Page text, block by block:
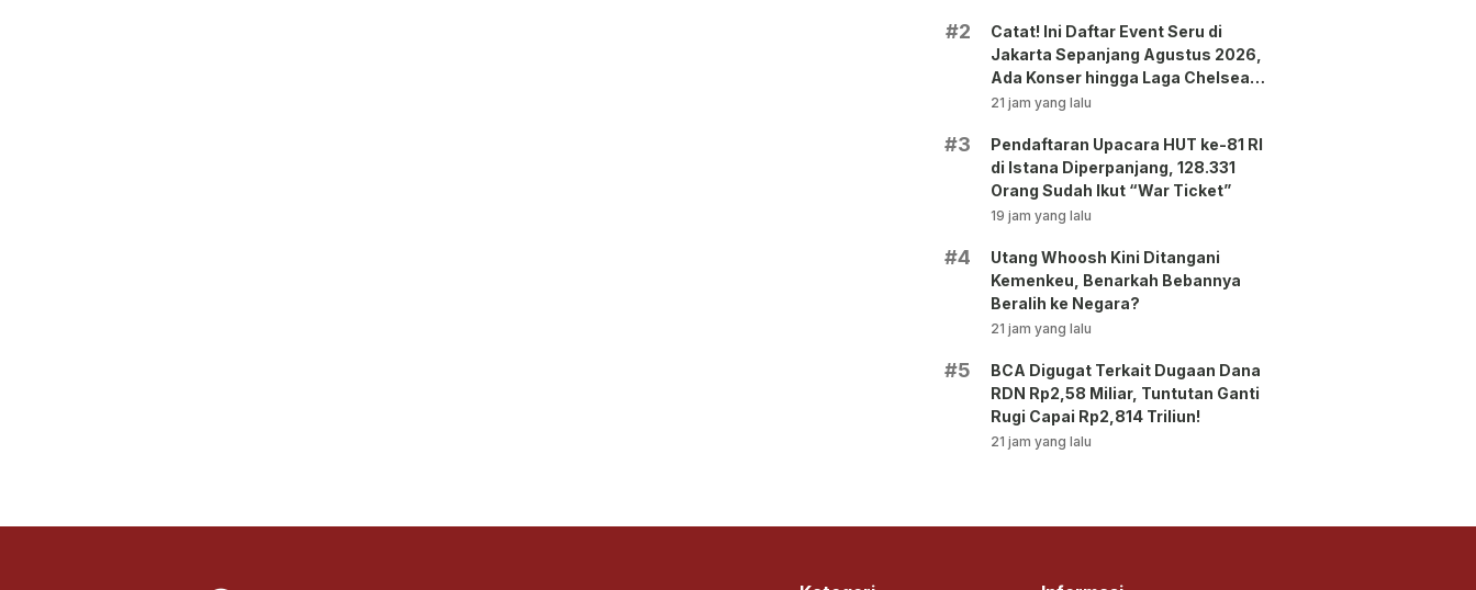
#2
Catat! Ini Daftar Event Seru di
Jakarta Sepanjang Agustus 2026,
Ada Konser hingga Laga Chelsea
vs AC Milan
21 jam yang lalu
#3
Pendaftaran Upacara HUT ke-81 RI
di Istana Diperpanjang, 128.331
Orang Sudah Ikut “War Ticket”
19 jam yang lalu
#4
Utang Whoosh Kini Ditangani
Kemenkeu, Benarkah Bebannya
Beralih ke Negara?
21 jam yang lalu
#5
BCA Digugat Terkait Dugaan Dana
RDN Rp2,58 Miliar, Tuntutan Ganti
Rugi Capai Rp2,814 Triliun!
21 jam yang lalu